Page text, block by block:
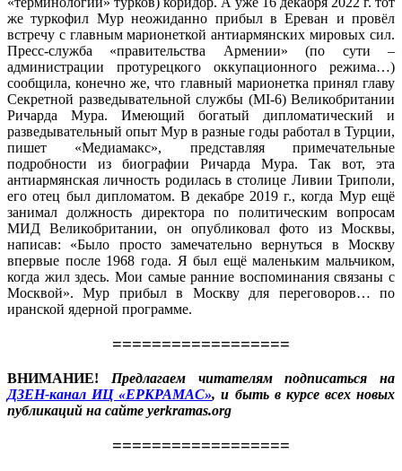
же туркофил Мур неожиданно прибыл в Ереван и провёл
встречу с главным марионеткой антиармянских мировых сил.
Пресс-служба «правительства Армении» (по сути –
администрации протурецкого оккупационного режима…)
сообщила, конечно же, что главный марионетка принял главу
Секретной разведывательной службы (MI-6) Великобритании
Ричарда Мура. Имеющий богатый дипломатический и
разведывательный опыт Мур в разные годы работал в Турции,
пишет «Медиамакс», представляя примечательные
подробности из биографии Ричарда Мура. Так вот, эта
антиармянская личность родилась в столице Ливии Триполи,
его отец был дипломатом. В декабре 2019 г., когда Мур ещё
занимал должность директора по политическим вопросам
МИД Великобритании, он опубликовал фото из Москвы,
написав: «Было просто замечательно вернуться в Москву
впервые после 1968 года. Я был ещё маленьким мальчиком,
когда жил здесь. Мои самые ранние воспоминания связаны с
Москвой». Мур прибыл в Москву для переговоров… по
иранской ядерной программе.
==================
ВНИМАНИЕ! Предлагаем читателям подписаться на
ДЗЕН-канал ИЦ «ЕРКРАМАС», и быть в курсе всех новых
публикаций на сайте yerkramas.org
==================